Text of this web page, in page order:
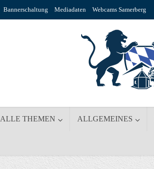
Bannerschaltung Mediadaten Webcams Samerberg
ALLE THEMEN ALLGEMEINES